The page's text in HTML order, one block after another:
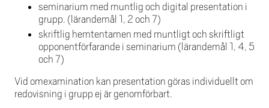
seminarium med muntlig och digital presentation i
grupp. (lärandemål 1, 2 och 7)
skriftlig hemtentamen med muntligt och skriftligt
opponentförfarande i seminarium (lärandemål 1, 4, 5
och 7)
Vid omexamination kan presentation göras individuellt om
redovisning i grupp ej är genomförbart.